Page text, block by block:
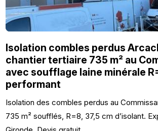
Isolation combles perdus
chantier tertiaire 735 m² au
avec soufflage laine minérale
performant
Isolation des combles perdus au
735 m² soufflés, R=8, 37,5 cm d’isolant.